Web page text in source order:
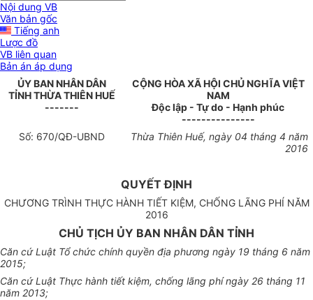
Nội dung VB
Văn bản gốc
Tiếng anh
Lược đồ
VB liên quan
Bản án áp dụng
ỦY BAN NHÂN DÂN
TỈNHTHỪA THIÊN HUẾ
-------
CỘNG HÒA XÃ HỘI CHỦ NGHĨA VIỆT
NAM
Độc lập - Tự do - Hạnh phúc
---------------
Số: 670/QĐ-UBND Thừa Thiên Huế, ngày 04 tháng 4 năm
2016
QUYẾT ĐỊNH
CHƯƠNG TRÌNH THỰC HÀNH TIẾT KIỆM, CHỐNG LÃNG PHÍ NĂM
2016
CHỦ TỊCH ỦY BAN NHÂN DÂN TỈNH
Căn cứ Luật Tổ chức chính quyền địa phương ngày 19 tháng 6 năm
2015;
Căn cứ Luật Thực hành tiết kiệm, chống lãng phí ngày 26 tháng 11
năm 2013;